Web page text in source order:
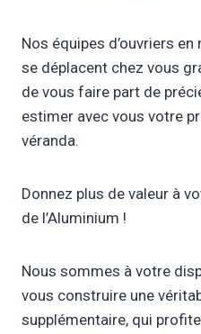
Nos équipes d’ouvriers
se déplacent chez vous
de vous faire part de
estimer avec vous votre
véranda.
Donnez plus de valeur à
de l’Aluminium !
Nous sommes à votre
vous construire une
supplémentaire, qui